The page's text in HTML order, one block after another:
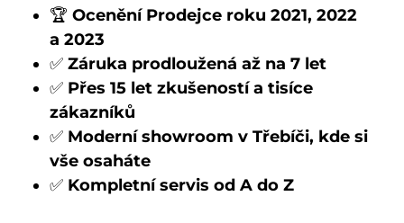
🏆 Ocenění Prodejce roku 2021, 2022
a 2023
✅ Záruka prodloužená až na 7 let
✅ Přes 15 let zkušeností a tisíce
zákazníků
✅ Moderní showroom v Třebíči, kde si
vše osaháte
✅ Kompletní servis od A do Z